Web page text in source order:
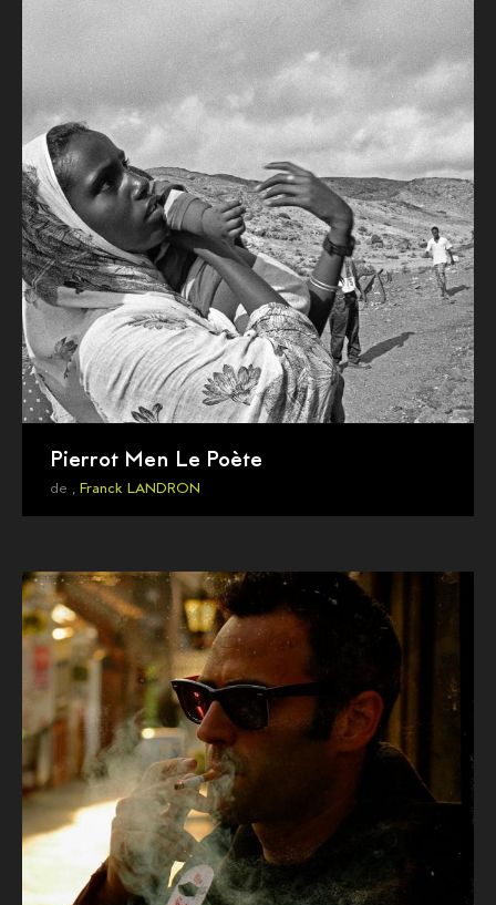
Pierrot Men Le Poète
de , Franck LANDRON